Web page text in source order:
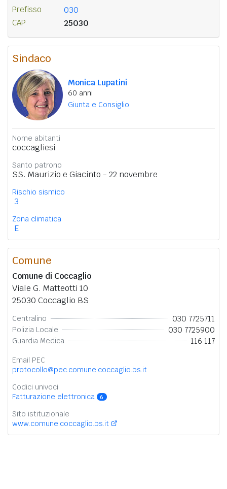
Prefisso 030
CAP 25030
Sindaco
Monica Lupatini
60 anni
Giunta e Consiglio
Nome abitanti
coccagliesi
Santo patrono
SS. Maurizio e Giacinto - 22 novembre
Rischio sismico
3
Zona climatica
E
Comune
Comune di Coccaglio
Viale G. Matteotti 10
25030 Coccaglio BS
Centralino 030 7725711
Polizia Locale 030 7725900
Guardia Medica 116 117
Email PEC
protocollo@pec.comune.coccaglio.bs.it
Codici univoci
Fatturazione elettronica
6
Sito istituzionale
www.comune.coccaglio.bs.it